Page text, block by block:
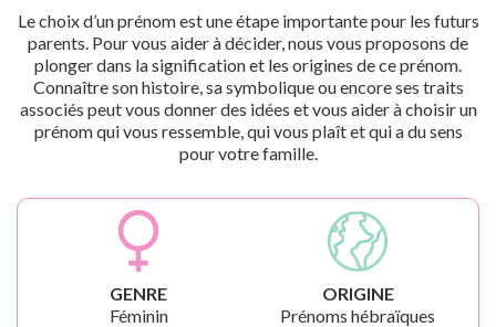
Le choix d’un prénom est une étape importante pour les futurs
parents. Pour vous aider à décider, nous vous proposons de
plonger dans la signification et les origines de ce prénom.
Connaître son histoire, sa symbolique ou encore ses traits
associés peut vous donner des idées et vous aider à choisir un
prénom qui vous ressemble, qui vous plaît et qui a du sens
pour votre famille.
GENRE
Féminin
ORIGINE
Prénoms hébraïques